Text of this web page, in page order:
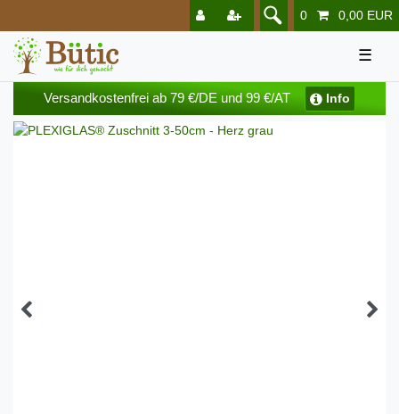
0 0,00 EUR
☰
Versandkostenfrei ab 79 €/DE und 99 €/AT Info